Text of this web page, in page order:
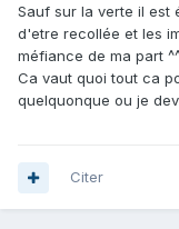
Sauf sur la verte il est
d'etre recollée et les
méfiance de ma part
Ca vaut quoi tout ca
quelquonque ou je
Citer